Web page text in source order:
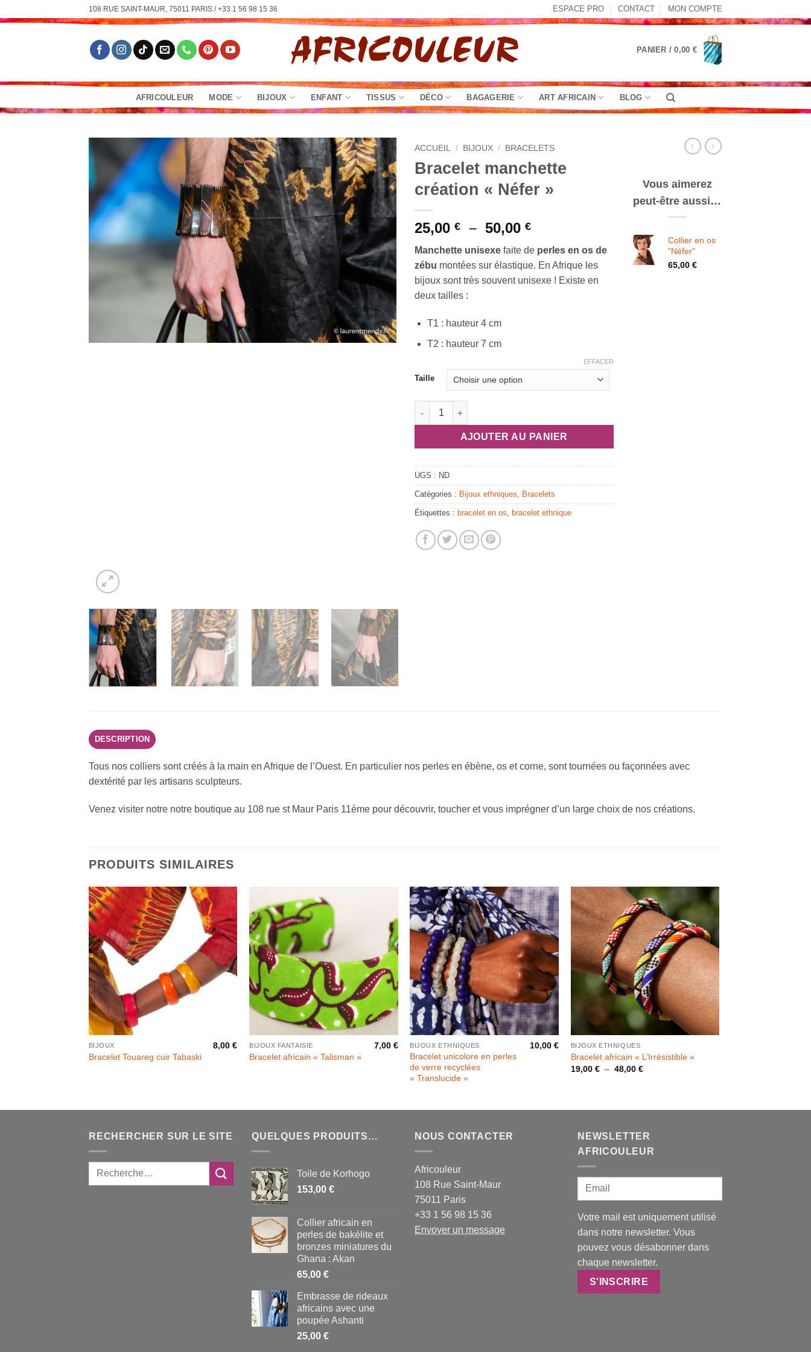
au
108 RUE SAINT-MAUR, 75011 PARIS / +33 1 56 98 15 36 ESPACE PRO CONTACT MON COMPTE
PANIER /0,00 €
AFRICOULEUR MODE BIJOUX ENFANT TISSUS DÉCO BAGAGERIE ART AFRICAIN BLOG
ACCUEIL / BIJOUX / BRACELETS
Bracelet manchette
création « Néfer »
25,00 € – 50,00 €Plage
prix :
25,00 €
à
Manchette unisexe faite de perles en os de
zébu montées sur élastique. En Afrique les
bijoux sont très souvent unisexe ! Existe en
deux tailles :
T1 : hauteur 4 cm
T2 : hauteur 7 cm
Taille
EFFACER
quantité de Bracelet manchette création "Néfer"
AJOUTER AU PANIER
UGS : ND
Catégories : Bijoux ethniques Bracelets
Étiquettes : bracelet en os bracelet ethnique
Vous aimerez
peut-être aussi…
Collier en os
"Néfer"
65,00 €
DESCRIPTION
Tous nos colliers sont créés à la main en Afrique de l’Ouest. En particulier nos perles en ébène, os et corne, sont tournées ou façonnées avec
dextérité par les artisans sculpteurs.
Venez visiter notre notre boutique au 108 rue st Maur Paris 11ème pour découvrir, toucher et vous imprégner d’un large choix de nos créations.
PRODUITS SIMILAIRES
BIJOUX
Bracelet Touareg cuir Tabaski
8,00€ BIJOUX FANTAISIE
Bracelet africain « Talisman »
7,00 € BIJOUX ETHNIQUES
Bracelet unicolore en perles
de verre recyclées
« Translucide »
10,00 € BIJOUX ETHNIQUES
Bracelet africain « L’Irrésistible »
19,00 € – 48,00 €Plage
48,00 €
RECHERCHER SUR LE SITE QUELQUES PRODUITS…
Toile de Korhogo
153,00 €
Collier africain en
perles de bakélite et
bronzes miniatures du
Ghana : Akan
65,00 €
Embrasse de rideaux
africains avec une
poupée Ashanti
25,00 €
NOUS CONTACTER
Africouleur
108 Rue Saint-Maur
75011 Paris
+33 1 56 98 15 36
Envoyer un message
NEWSLETTER
AFRICOULEUR
Votre mail est uniquement utilisé
dans notre newsletter. Vous
pouvez vous désabonner dans
chaque newsletter.